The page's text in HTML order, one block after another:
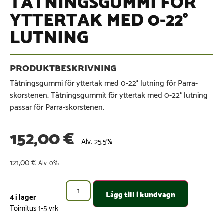
YTTERTAK MED 0-22°
LUTNING
Tätningsgummi för yttertak med 0-22° lutning för Parra-
skorstenen. Tätningsgummit för yttertak med 0-22° lutning
passar för Parra-skorstenen.
152,00€ Alv. 25,5%
121,00€ Alv. 0%
4 i lager Lägg till i kundvagn